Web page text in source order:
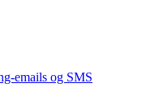
emails og SMS